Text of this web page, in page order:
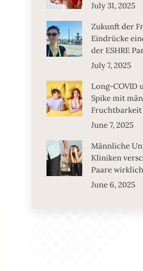
July 31, 2025
Zukunft der
Eindrücke
der ESHRE
July 7, 2025
Long-COVID
Spike mit
June 7, 2025
Männliche
Kliniken
Paare
June 6, 2025